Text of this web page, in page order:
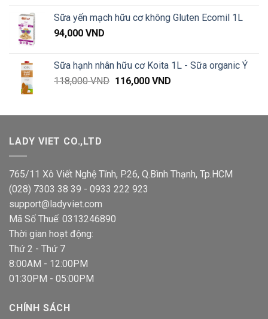
Sữa yến mạch hữu cơ không Gluten Ecomil 1L
94,000 VND
Sữa hạnh nhân hữu cơ Koita 1L - Sữa organic Ý
118,000VND Giá
118,000 VND.
116,000 VNDGiá
là:
LADY VIET CO.,LTD
765/11 Xô Viết Nghệ Tĩnh, P.26, Q.Bình Thạnh, Tp.HCM
(028) 7303 38 39 - 0933 222 923
support@ladyviet.com
Mã Số Thuế: 0313246890
Thời gian hoạt động:
Thứ 2 - Thứ 7
8:00AM - 12:00PM
01:30PM - 05:00PM
CHÍNH SÁCH